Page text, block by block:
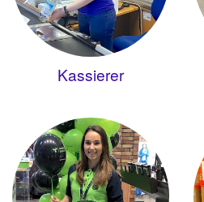
Kassierer